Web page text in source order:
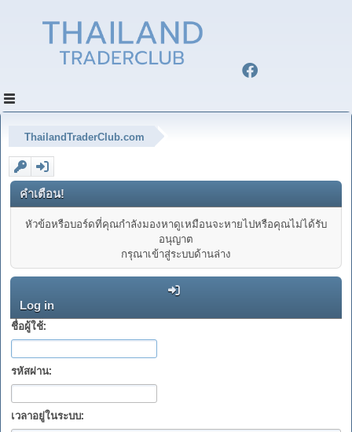
ThailandTraderClub.com
คำเตือน!
หัวข้อหรือบอร์ดที่คุณกำลังมองหาดูเหมือนจะหายไปหรือคุณไม่ได้รับ
อนุญาต
กรุณาเข้าสู่ระบบด้านล่าง
Log in
ชื่อผู้ใช้:
รหัสผ่าน:
เวลาอยู่ในระบบ: